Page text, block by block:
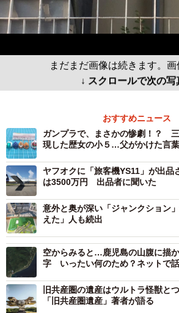
まだまだ画像は続きます。画
↓ スクロールで次の写
おすすめニュース
ガンプラで、まさかの惨劇！？
現した歴女の小５…父がかけた言
ヤフオクに「旅客機YS11」が出品
は3500万円 出品者に聞いた
意外と奥が深い「ジャンクション
えた」人も続出
空からみると…鹿児島の山腹に描
字 いったい何のため？ネットで
旧共産圏の遺産はウルトラ怪獣と
「旧共産圏遺産」著者が語る